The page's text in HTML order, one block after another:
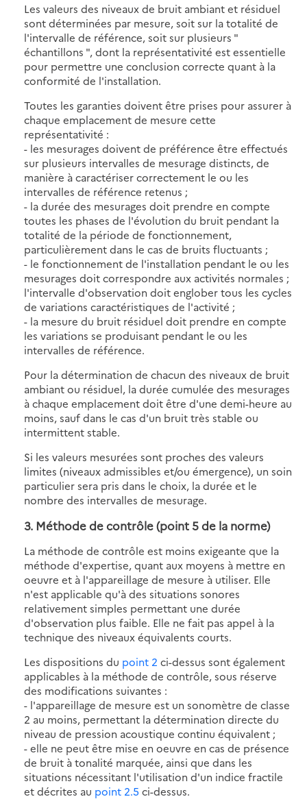
Les valeurs des niveaux de bruit ambiant et résiduel
sont déterminées par mesure, soit sur la totalité de
l'intervalle de référence, soit sur plusieurs "
échantillons ", dont la représentativité est essentielle
pour permettre une conclusion correcte quant à la
conformité de l'installation.
Toutes les garanties doivent être prises pour assurer à
chaque emplacement de mesure cette
représentativité :
- les mesurages doivent de préférence être effectués
sur plusieurs intervalles de mesurage distincts, de
manière à caractériser correctement le ou les
intervalles de référence retenus ;
- la durée des mesurages doit prendre en compte
toutes les phases de l'évolution du bruit pendant la
totalité de la période de fonctionnement,
particulièrement dans le cas de bruits fluctuants ;
- le fonctionnement de l'installation pendant le ou les
mesurages doit correspondre aux activités normales ;
l'intervalle d'observation doit englober tous les cycles
de variations caractéristiques de l'activité ;
- la mesure du bruit résiduel doit prendre en compte
les variations se produisant pendant le ou les
intervalles de référence.
Pour la détermination de chacun des niveaux de bruit
ambiant ou résiduel, la durée cumulée des mesurages
à chaque emplacement doit être d'une demi-heure au
moins, sauf dans le cas d'un bruit très stable ou
intermittent stable.
Si les valeurs mesurées sont proches des valeurs
limites (niveaux admissibles et/ou émergence), un soin
particulier sera pris dans le choix, la durée et le
nombre des intervalles de mesurage.
3. Méthode de contrôle (point 5 de la norme)
La méthode de contrôle est moins exigeante que la
méthode d'expertise, quant aux moyens à mettre en
oeuvre et à l'appareillage de mesure à utiliser. Elle
n'est applicable qu'à des situations sonores
relativement simples permettant une durée
d'observation plus faible. Elle ne fait pas appel à la
technique des niveaux équivalents courts.
Les dispositions du point 2 ci-dessus sont également
applicables à la méthode de contrôle, sous réserve
des modifications suivantes :
- l'appareillage de mesure est un sonomètre de classe
2 au moins, permettant la détermination directe du
niveau de pression acoustique continu équivalent ;
- elle ne peut être mise en oeuvre en cas de présence
de bruit à tonalité marquée, ainsi que dans les
situations nécessitant l'utilisation d'un indice fractile
et décrites au point 2.5 ci-dessus.